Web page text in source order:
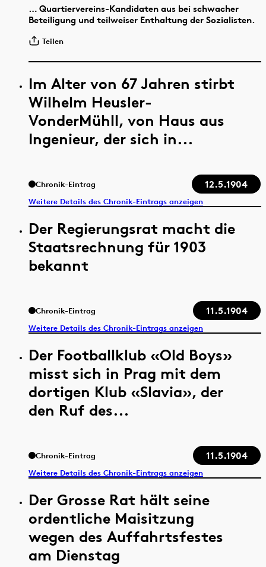
… Quartiervereins-Kandidaten aus bei schwacher
Beteiligung und teilweiser Enthaltung der Sozialisten.
Teilen
Im Alter von 67 Jahren stirbt
Wilhelm Heusler-
VonderMühll, von Haus aus
Ingenieur, der sich in...
Chronik-Eintrag 12.5.1904
Weitere Details des Chronik-Eintrags anzeigen
Der Regierungsrat macht die
Staatsrechnung für 1903
bekannt
Chronik-Eintrag 11.5.1904
Weitere Details des Chronik-Eintrags anzeigen
Der Footballklub «Old Boys»
misst sich in Prag mit dem
dortigen Klub «Slavia», der
den Ruf des...
Chronik-Eintrag 11.5.1904
Weitere Details des Chronik-Eintrags anzeigen
Der Grosse Rat hält seine
ordentliche Maisitzung
wegen des Auffahrtsfestes
am Dienstag